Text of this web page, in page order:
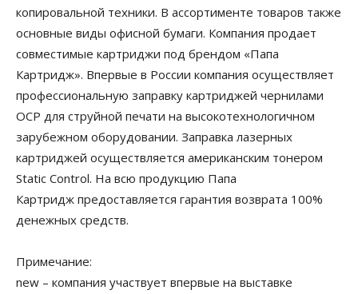
копировальной техники. В ассортименте товаров также
основные виды офисной бумаги. Компания продает
совместимые картриджи под брендом «Папа
Картридж». Впервые в России компания осуществляет
профессиональную заправку картриджей чернилами
OCP для струйной печати на высокотехнологичном
зарубежном оборудовании. Заправка лазерных
картриджей осуществляется американским тонером
Static Control. На всю продукцию Папа
Картридж предоставляется гарантия возврата 100%
денежных средств.
Примечание:
new – компания участвует впервые на выставке